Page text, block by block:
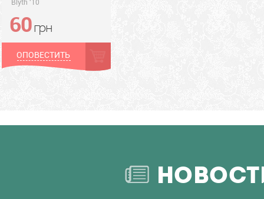
грн
60грн
ОПОВЕСТИТЬ